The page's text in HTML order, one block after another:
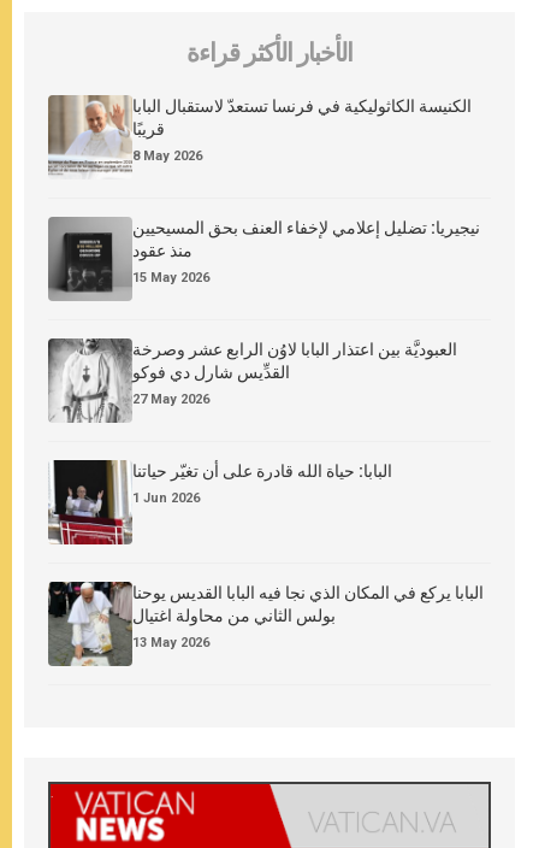
الأخبار الأكثر قراءة
الكنيسة الكاثوليكية في فرنسا تستعدّ لاستقبال البابا
قريبًا
8 May 2026
نيجيريا: تضليل إعلامي لإخفاء العنف بحق المسيحيين
منذ عقود
15 May 2026
العبوديَّة بين اعتذار البابا لاوُن الرابع عشر وصرخة
القدِّيس شارل دي فوكو
27 May 2026
البابا: حياة الله قادرة على أن تغيّر حياتنا
1 Jun 2026
البابا يركع في المكان الذي نجا فيه البابا القديس يوحنا
بولس الثاني من محاولة اغتيال
13 May 2026